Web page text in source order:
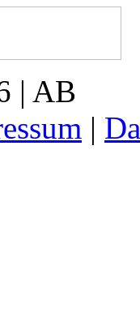
| AB
|